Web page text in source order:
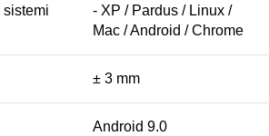
sistemi
- XP / Pardus / Linux /
Mac / Android / Chrome
± 3 mm
Android 9.0